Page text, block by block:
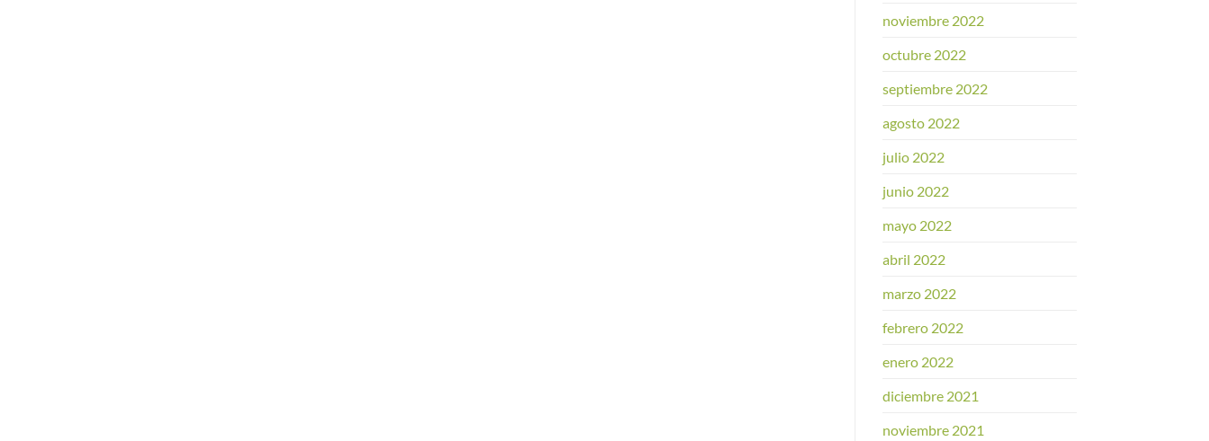
noviembre 2022
octubre 2022
septiembre 2022
agosto 2022
julio 2022
junio 2022
mayo 2022
abril 2022
marzo 2022
febrero 2022
enero 2022
diciembre 2021
noviembre 2021